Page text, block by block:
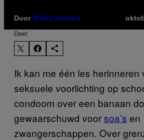
Door Milou Deelen
Deel:
Ik kan me één les herinneren
seksuele voorlichting op
condoom over een banaan
gewaarschuwd voorsoa’s en
zwangerschappen. Over